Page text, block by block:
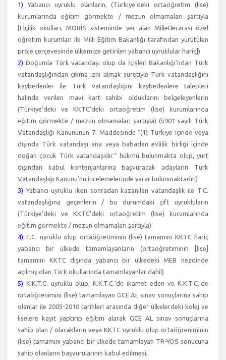
1) Yabancı uyruklu olanların, (Türkiye’deki ortaöğretim (lise)
kurumlarında eğitim görmekte / mezun olmamaları şartıyla
[Elçilik okulları, MOBİS sisteminde yer alan Milletlerarası özel
öğretim kurumları ile Milli Eğitim Bakanlığı tarafından yürütülen
proje çerçevesinde ülkemize getirilen yabancı uyruklular hariç])
2) Doğumla Türk vatandaşı olup da İçişleri Bakanlığı’ndan Türk
vatandaşlığından çıkma izni almak suretiyle Türk vatandaşlığını
kaybedenler ile Türk vatandaşlığını kaybedenlere talepleri
halinde verilen mavi kart sahibi olduklarını belgeleyenlerin
(Türkiye’deki ve KKTC’deki ortaöğretim (lise) kurumlarında
eğitim görmekte / mezun olmamaları şartıyla) (5901 sayılı Türk
Vatandaşlığı Kanununun 7. Maddesinde “(1) Türkiye içinde veya
dışında Türk vatandaşı ana veya babadan evlilik birliği içinde
doğan çocuk Türk vatandaşıdır.” hükmü bulunmakta olup, yurt
dışından kabul kontenjanlarına başvuracak adayların Türk
Vatandaşlığı Kanunu’nu incelemelerinde yarar bulunmaktadır.)
3) Yabancı uyruklu iken sonradan kazanılan vatandaşlık ile T.C.
vatandaşlığına geçenlerin / bu durumdaki çift uyrukluların
(Türkiye’deki ve KKTC’deki ortaöğretim (lise) kurumlarında
eğitim görmekte / mezun olmamaları şartıyla)
4) T.C. uyruklu olup ortaöğretiminin (lise) tamamını KKTC hariç
yabancı bir ülkede tamamlayanların (ortaöğretiminin [lise]
tamamını KKTC dışında yabancı bir ülkedeki MEB nezdinde
açılmış olan Türk okullarında tamamlayanlar dahil)
5) K.K.T.C. uyruklu olup; K.K.T.C.’de ikamet eden ve K.K.T.C.’de
ortaöğrenimini (lise) tamamlayan GCE AL sınav sonuçlarına sahip
olanlar ile 2005-2010 tarihleri arasında diğer ülkelerdeki kolej ve
liselere kayıt yaptırıp eğitim alarak GCE AL sınav sonuçlarına
sahip olan / olacakların veya KKTC uyruklu olup ortaöğreniminin
(lise) tamamını yabancı bir ülkede tamamlayan TR-YÖS sonucuna
sahip olanların başvurularının kabul edilmesi,